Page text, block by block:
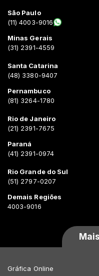
São Paulo
(11) 4003-9016
Minas Gerais
(31) 2391-4559
Santa Catarina
(48) 3380-9407
Pernambuco
(81) 3264-1780
Rio de Janeiro
(21) 2391-7675
Paraná
(41) 2391-0974
Rio Grande do Sul
(51) 2797-0207
Demais Regiões
4003-9016
Gráfica Online